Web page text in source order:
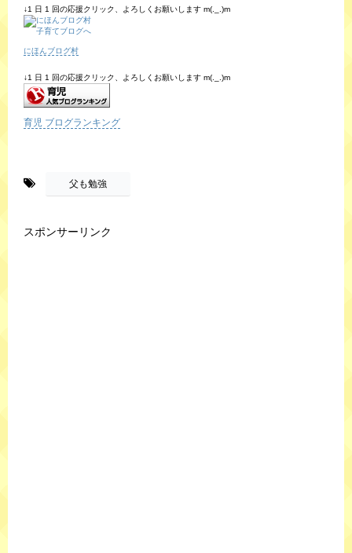
↓1 日 1 回の応援クリック、よろしくお願いします m(._.)m
にほんブログ村
↓1 日 1 回の応援クリック、よろしくお願いします m(._.)m
育児 ブログランキング
父も勉強
スポンサーリンク